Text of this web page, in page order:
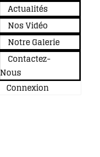
Actualités
Nos Vidéo
Notre Galerie
Contactez-
Nous
Connexion